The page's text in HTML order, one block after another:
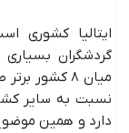
ایتالیا کشوری
گردشگران
میان ۸ کشور
نسبت به سایر
دارد و همین